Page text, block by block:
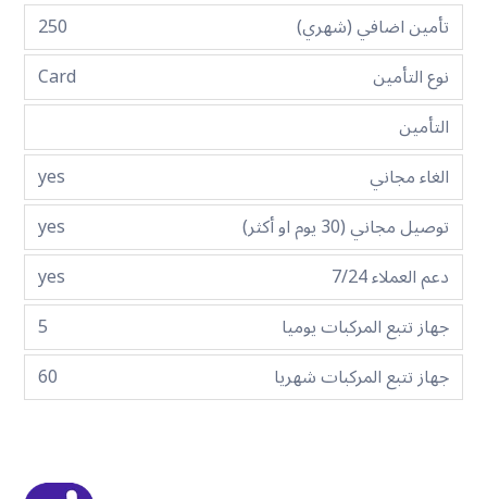
تأمين اضافي (شهري)
250
نوع التأمين
Card
التأمين
الغاء مجاني
yes
توصيل مجاني (30 يوم او أكثر)
yes
دعم العملاء 7/24
yes
جهاز تتبع المركبات يوميا
5
جهاز تتبع المركبات شهريا
60